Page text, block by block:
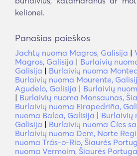
kelionei.
Panašios paieškos
Jachtų nuoma Magros, Galisija |
Magros, Galisija | Burlaivių
Galisija | Burlaivių nuoma
Burlaivių nuoma Mourente,
Agudelo, Galisija | Burlaivių
| Burlaivių nuoma Monsaunas,
Burlaivių nuoma Eirapedriña,
nuoma Balea, Galisija | Burlaivių
Galisija | Burlaivių nuoma Cíes
Burlaivių nuoma Dem, Norte
nuoma Trás-o-Rio, Šiaurės
nuoma Vermoim, Šiaurės